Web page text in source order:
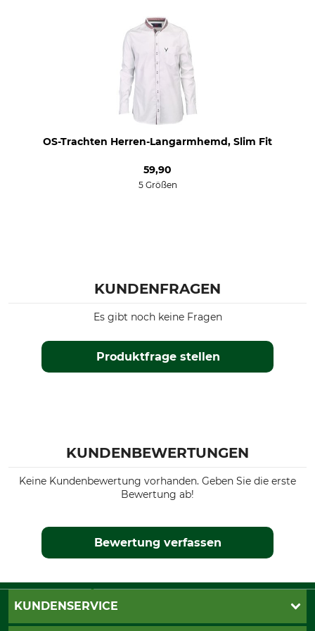
Konfektionsgröße
39/40
OS-Trachten Herren-Langarmhemd, Slim Fit
59,90
5 Größen
KUNDENFRAGEN
Produktfrage stellen
Es gibt noch keine Fragen
KUNDENBEWERTUNGEN
Keine Kundenbewertung vorhanden. Geben Sie die erste
Bewertung ab!
Bewertung verfassen
KUNDENSERVICE